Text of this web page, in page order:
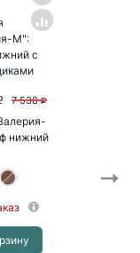
7 538 P
нижний